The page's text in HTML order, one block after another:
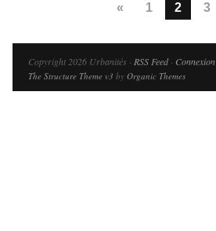
« 1 2 3
Copyright 2026 Urbanités · RSS Feed· Connexion
The Structure Theme v3 by Organic Themes